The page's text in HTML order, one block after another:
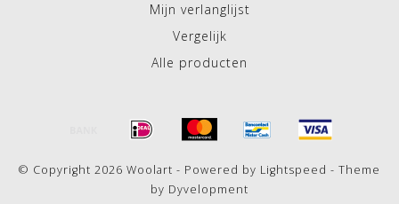
Mijn verlanglijst
Vergelijk
Alle producten
© Copyright 2026 Woolart - Powered by Lightspeed - Theme
by Dyvelopment